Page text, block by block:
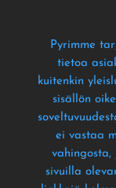
Pyrimme
tietoa
kuitenkin
sisällön
ei vastaa
vahingosta,
sivuilla